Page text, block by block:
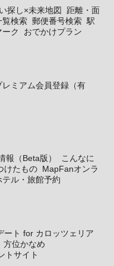
探し×未来地図
距離・面
覧検索 郵便番号検索 駅
ーク おでかけプラン
ミアム会員登録（有
報（Beta版）
こんなに
けたもの MapFanオンラ
テル・旅館予約
ート for カロッツェリア
方位かなめ
トサイト